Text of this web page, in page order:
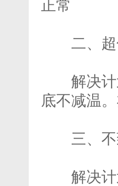
正常
二、超
解决计划
底不减温
三、不
解决计划